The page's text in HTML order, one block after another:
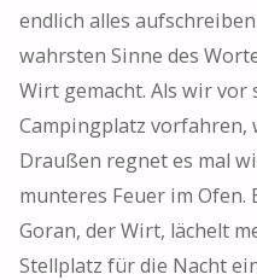
endlich alles
wahrsten Sinne des
Wirt gemacht. Als wir vor
Campingplatz
Draußen regnet es mal
munteres Feuer im Ofen.
Goran, der Wirt, lächelt
Stellplatz für die Nacht